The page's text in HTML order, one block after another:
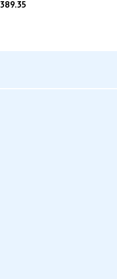
החל מ-
389.35 ₪